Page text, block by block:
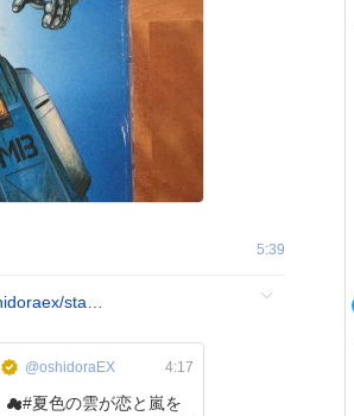
5:39
sta…
@oshidoraEX 4:17
☁#夏色の雲が恋と嵐を